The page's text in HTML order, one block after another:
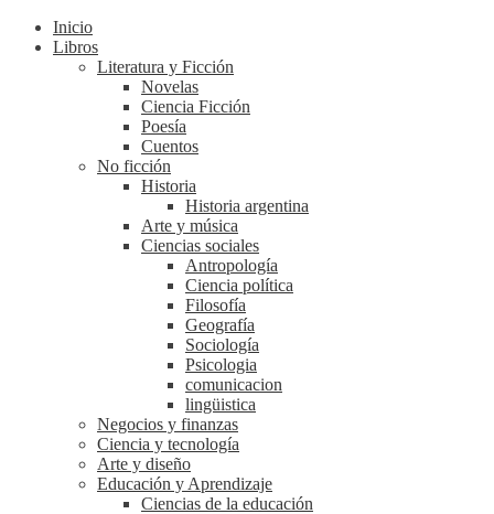
Inicio
Libros
Literatura y Ficción
Novelas
Ciencia Ficción
Poesía
Cuentos
No ficción
Historia
Historia argentina
Arte y música
Ciencias sociales
Antropología
Ciencia política
Filosofía
Geografía
Sociología
Psicologia
comunicacion
lingüistica
Negocios y finanzas
Ciencia y tecnología
Arte y diseño
Educación y Aprendizaje
Ciencias de la educación